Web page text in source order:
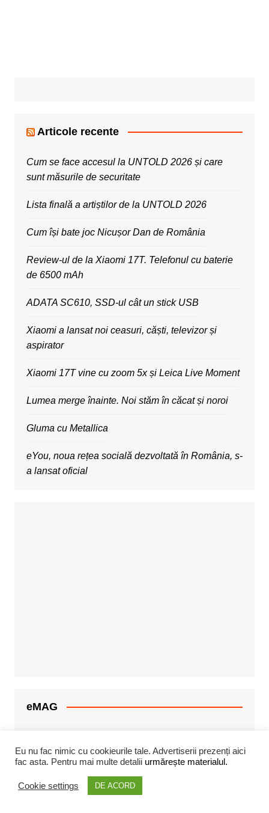
Articole recente
Cum se face accesul la UNTOLD 2026 și care
sunt măsurile de securitate
Lista finală a artiștilor de la UNTOLD 2026
Cum își bate joc Nicușor Dan de România
Review-ul de la Xiaomi 17T. Telefonul cu baterie
de 6500 mAh
ADATA SC610, SSD-ul cât un stick USB
Xiaomi a lansat noi ceasuri, căști, televizor și
aspirator
Xiaomi 17T vine cu zoom 5x și Leica Live Moment
Lumea merge înainte. Noi stăm în căcat și noroi
Gluma cu Metallica
eYou, noua rețea socială dezvoltată în România, s-
a lansat oficial
eMAG
Eu nu fac nimic cu cookieurile tale. Advertiserii prezenți aici
fac asta. Pentru mai multe detalii urmărește materialul.
Cookie settings DE ACORD